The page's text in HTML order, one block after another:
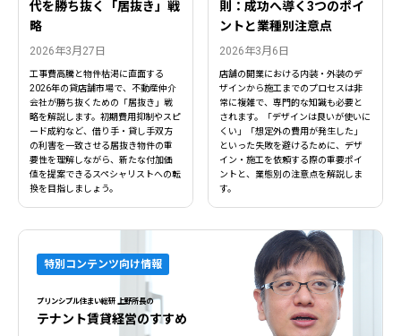
閉じる
閉じる
代を勝ち抜く「居抜き」戦
略
2026年3月27日
工事費高騰と物件枯渇に直面する
2026年の貸店舗市場で、不動産仲介
会社が勝ち抜くための「居抜き」戦
略を解説します。初期費用抑制やスピ
ード成約など、借り手・貸し手双方
の利害を一致させる居抜き物件の重
要性を理解しながら、新たな付加価
値を提案できるスペシャリストへの転
換を目指しましょう。
則：成功へ導く3つのポイ
ントと業種別注意点
2026年3月6日
店舗の開業における内装・外装のデ
ザインから施工までのプロセスは非
常に複雑で、専門的な知識も必要と
されます。「デザインは良いが使いに
くい」「想定外の費用が発生した」
といった失敗を避けるために、デザ
イン・施工を依頼する際の重要ポイ
ントと、業態別の注意点を解説しま
す。
特別コンテンツ向け情報
プリンシプル住まい総研 上野所長の
テナント賃貸経営のすすめ